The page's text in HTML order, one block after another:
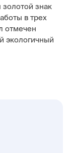
знак
в трех
отмечен
экологичный